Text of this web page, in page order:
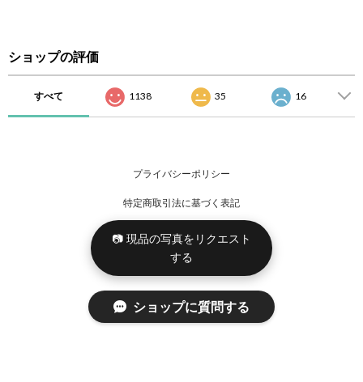
ショップの評価
すべて 1138 35 16
プライバシーポリシー
特定商取引法に基づく表記
📷 現品の写真をリクエスト
する
ショップに質問する